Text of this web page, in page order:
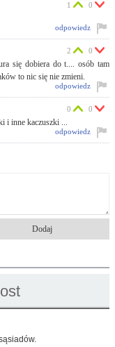
1 0
odpowiedz
się dobiera do t.... osób tam
to nic się nie zmieni.
2 0
odpowiedz
i inne kaczuszki ...
0 0
odpowiedz